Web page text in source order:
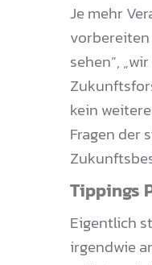
Je mehr
vorbereiten
sehen“,
kein
Fragen der
Tippings
Eigentlich
irgendwie